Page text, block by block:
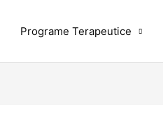
Programe Terapeutice